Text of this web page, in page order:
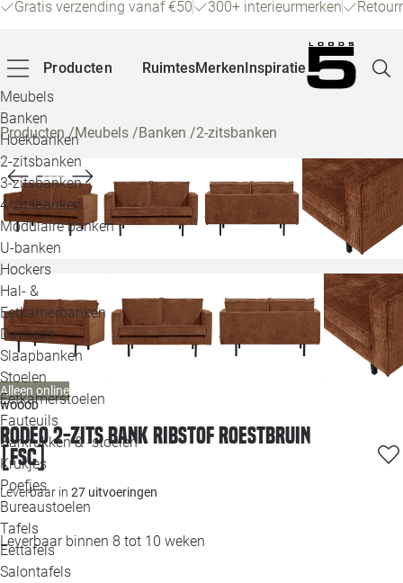
Gratis verzending vanaf €50 300+ interieurmerken
Producten
Meubels
Banken
Hoekbanken
2-zitsbanken
3-zitsbanken
4-zitsbanken
Modulaire banken
U-banken
Hockers
Hal- &
Eetkamerbanken
Daybeds
Slaapbanken
Stoelen
Eetkamerstoelen
Fauteuils
Barkrukken & -stoelen
Krukjes
Poefjes
Bureaustoelen
Tafels
Eettafels
Salontafels
RuimtesMerkenInspiratie
Producten/Meubels /Banken /2-zitsbanken
Alleen online
WOOOD
Rodeo 2-zits bank ribstof roestbruin
[fsc]
Leverbaar in 27 uitvoeringen
Leverbaar binnen 8 tot 10 weken